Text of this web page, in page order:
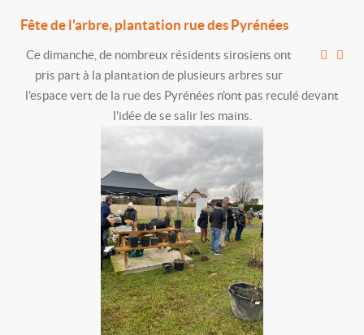
Fête de l'arbre, plantation rue des Pyrénées
Ce dimanche, de nombreux résidents sirosiens ont
pris part à la plantation de plusieurs arbres sur
l'espace vert de la rue des Pyrénées n'ont pas reculé devant
l'idée de se salir les mains.